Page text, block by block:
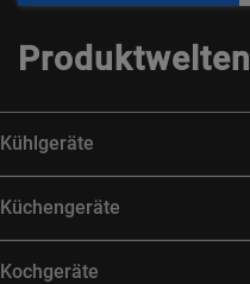
Produktwelten
Kühlgeräte
Küchengeräte
Kochgeräte